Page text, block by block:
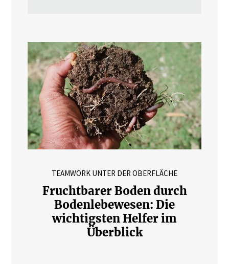
TEAMWORK UNTER DER OBERFLÄCHE
Fruchtbarer Boden durch
Bodenlebewesen: Die
wichtigsten Helfer im
Überblick